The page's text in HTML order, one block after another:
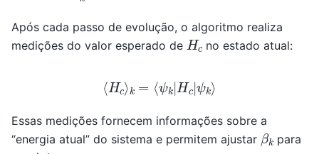
Após cada passo de evolução, o algoritmo realiza
medições do valor esperado de Hcno estado atual:
Hc ⟩ ψk Hc |ψ k
Essas medições fornecem informações sobre a
“energia atual” do sistema e permitem ajustar β para